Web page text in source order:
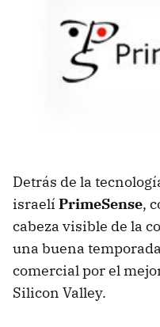
Detrás de la
israelí PrimeSense,
cabeza visible de la
una buena
comercial por el
Silicon Valley.